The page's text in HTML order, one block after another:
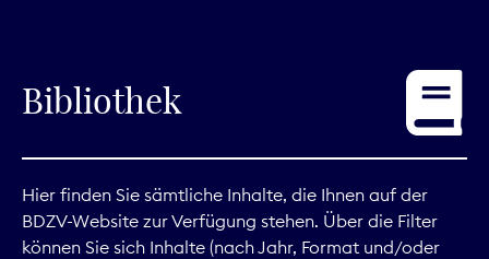
Service
Digitales
Bibliothek
Hier finden Sie sämtliche Inhalte, die Ihnen auf der
BDZV-Website zur Verfügung stehen. Über die Filter
können Sie sich Inhalte (nach Jahr, Format und/oder